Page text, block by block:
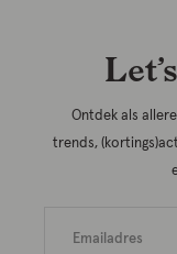
Ontdek als
trends,